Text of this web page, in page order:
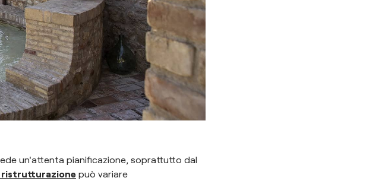
un'attenta pianificazione, soprattutto dal
ristrutturazione può variare